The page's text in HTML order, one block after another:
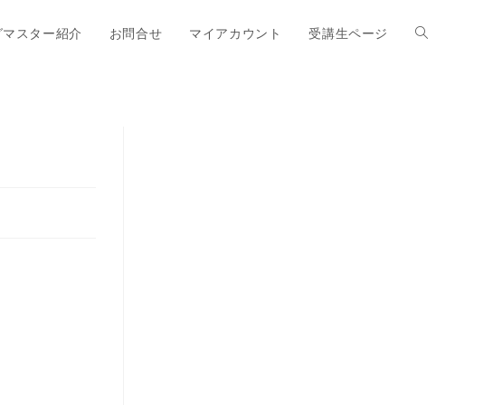
スター紹介 お問合せ マイアカウント 受講生ページ